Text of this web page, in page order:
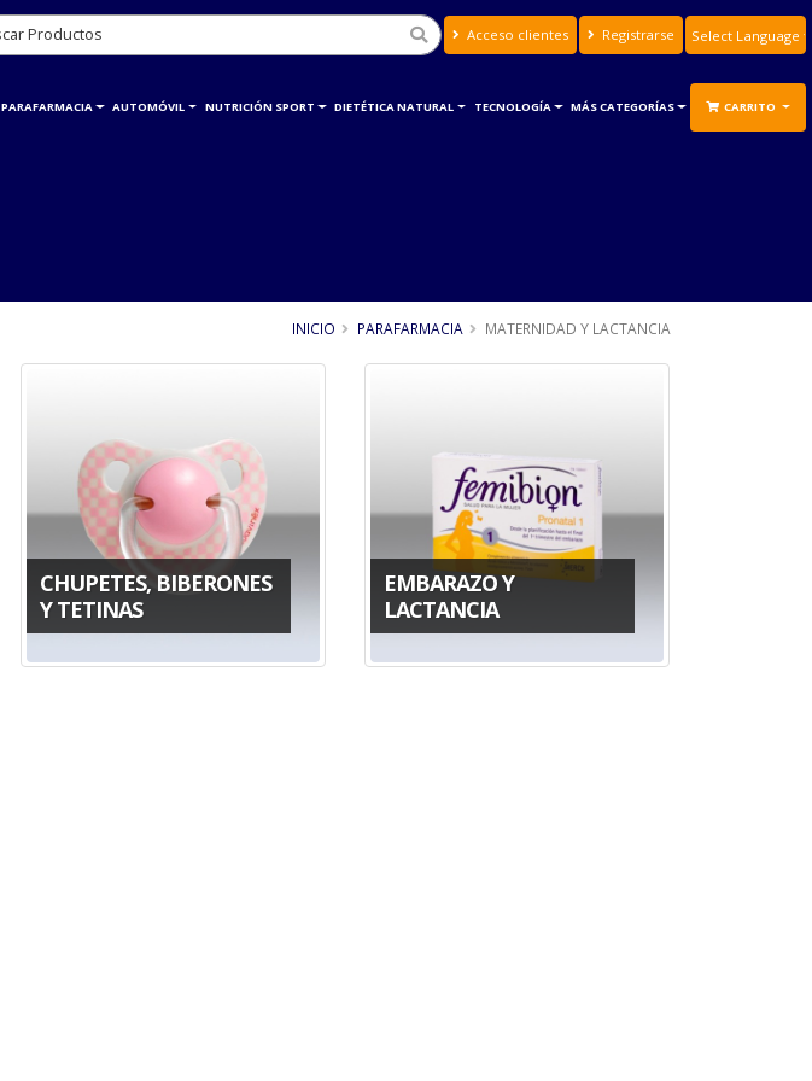
Acceso clientes Registrarse
Translate
PARAFARMACIA AUTOMÓVIL NUTRICIÓN SPORT DIETÉTICA NATURAL TECNOLOGÍA MÁS CATEGORÍAS CARRITO
INICIO PARAFARMACIA MATERNIDAD Y LACTANCIA
CHUPETES, BIBERONES
Y TETINAS
EMBARAZO Y
LACTANCIA